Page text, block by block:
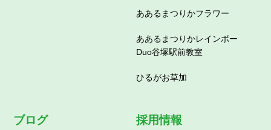
ああるまつりかフラワー
ああるまつりかレインボー
Duo谷塚駅前教室
ひるがお草加
ブログ 採用情報